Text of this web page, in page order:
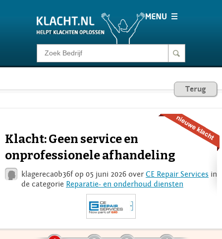
Klacht melden
Consumentenrecht
Voor Bedrijven
Login
Terug
Klacht: Geen service en
onprofessionele afhandeling
klagereca0b36f op 05 juni 2026 overCE Repair Services in
de categorie Reparatie- en onderhoud diensten